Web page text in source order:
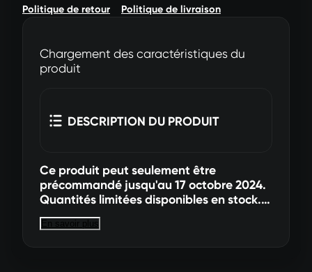
Politique de retour Politique de livraison
Chargement des caractéristiques du
produit
DESCRIPTION DU PRODUIT
Ce produit peut seulement être
précommandé jusqu'au 17 octobre 2024.
Quantités limitées disponibles en stock.
On peut transporter l'univers palpitant et
fantastique de Marvel dans sa collection
En savoir plus